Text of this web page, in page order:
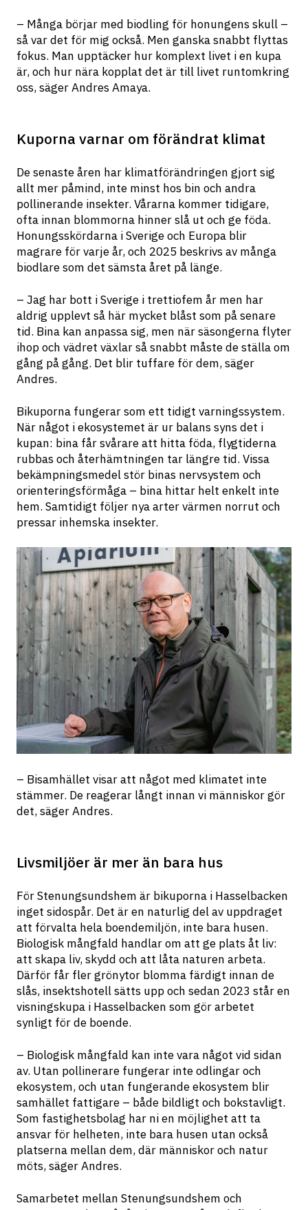
– Många börjar med biodling för honungens skull –
så var det för mig också. Men ganska snabbt flyttas
fokus. Man upptäcker hur komplext livet i en kupa
är, och hur nära kopplat det är till livet runtomkring
oss, säger Andres Amaya.
Kuporna varnar om förändrat klimat
De senaste åren har klimatförändringen gjort sig
allt mer påmind, inte minst hos bin och andra
pollinerande insekter. Vårarna kommer tidigare,
ofta innan blommorna hinner slå ut och ge föda.
Honungsskördarna i Sverige och Europa blir
magrare för varje år, och 2025 beskrivs av många
biodlare som det sämsta året på länge.
– Jag har bott i Sverige i trettiofem år men har
aldrig upplevt så här mycket blåst som på senare
tid. Bina kan anpassa sig, men när säsongerna flyter
ihop och vädret växlar så snabbt måste de ställa om
gång på gång. Det blir tuffare för dem, säger
Andres.
Bikuporna fungerar som ett tidigt varningssystem.
När något i ekosystemet är ur balans syns det i
kupan: bina får svårare att hitta föda, flygtiderna
rubbas och återhämtningen tar längre tid. Vissa
bekämpningsmedel stör binas nervsystem och
orienteringsförmåga – bina hittar helt enkelt inte
hem. Samtidigt följer nya arter värmen norrut och
pressar inhemska insekter.
– Bisamhället visar att något med klimatet inte
stämmer. De reagerar långt innan vi människor gör
det, säger Andres.
Livsmiljöer är mer än bara hus
För Stenungsundshem är bikuporna i Hasselbacken
inget sidospår. Det är en naturlig del av uppdraget
att förvalta hela boendemiljön, inte bara husen.
Biologisk mångfald handlar om att ge plats åt liv:
att skapa liv, skydd och att låta naturen arbeta.
Därför får fler grönytor blomma färdigt innan de
slås, insektshotell sätts upp och sedan 2023 står en
visningskupa i Hasselbacken som gör arbetet
synligt för de boende.
– Biologisk mångfald kan inte vara något vid sidan
av. Utan pollinerare fungerar inte odlingar och
ekosystem, och utan fungerande ekosystem blir
samhället fattigare – både bildligt och bokstavligt.
Som fastighetsbolag har ni en möjlighet att ta
ansvar för helheten, inte bara husen utan också
platserna mellan dem, där människor och natur
möts, säger Andres.
Samarbetet mellan Stenungsundshem och